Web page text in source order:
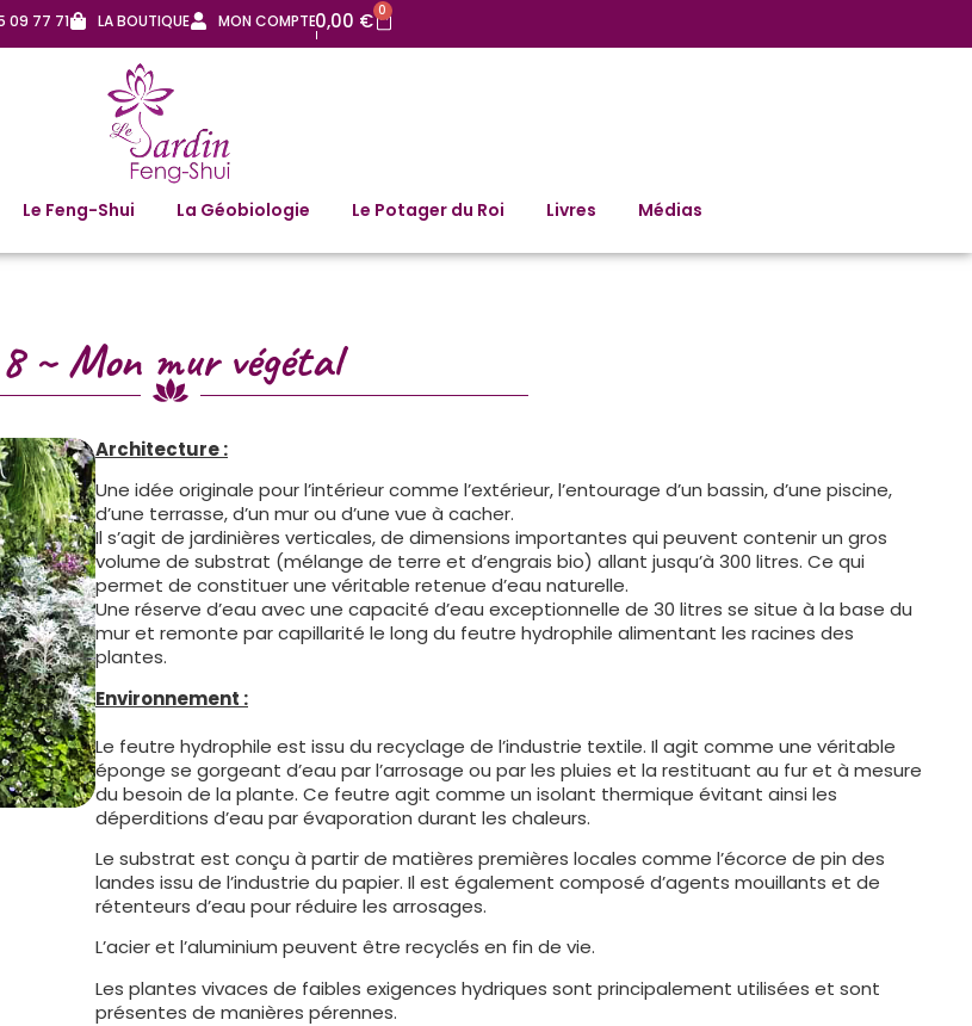
09 77 71 LA BOUTIQUE MON COMPTE0,00 € 0
Le Feng-Shui La Géobiologie Le Potager du Roi Livres Médias
8 ~ Mon mur végétal
Architecture :
Une idée originale pour l’intérieur comme l’extérieur, l’entourage d’un bassin, d’une piscine,
d’une terrasse, d’un mur ou d’une vue à cacher.
Il s’agit de jardinières verticales, de dimensions importantes qui peuvent contenir un gros
volume de substrat (mélange de terre et d’engrais bio) allant jusqu’à 300 litres. Ce qui
permet de constituer une véritable retenue d’eau naturelle.
Une réserve d’eau avec une capacité d’eau exceptionnelle de 30 litres se situe à la base du
mur et remonte par capillarité le long du feutre hydrophile alimentant les racines des
plantes.
Environnement :
Le feutre hydrophile est issu du recyclage de l’industrie textile. Il agit comme une véritable
éponge se gorgeant d’eau par l’arrosage ou par les pluies et la restituant au fur et à mesure
du besoin de la plante. Ce feutre agit comme un isolant thermique évitant ainsi les
déperditions d’eau par évaporation durant les chaleurs.
Le substrat est conçu à partir de matières premières locales comme l’écorce de pin des
landes issu de l’industrie du papier. Il est également composé d’agents mouillants et de
rétenteurs d’eau pour réduire les arrosages.
L’acier et l’aluminium peuvent être recyclés en fin de vie.
Les plantes vivaces de faibles exigences hydriques sont principalement utilisées et sont
présentes de manières pérennes.